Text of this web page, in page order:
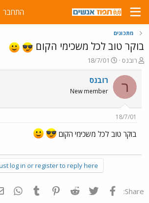
התחבר
מתכונים
בוקר טוב לכל משכימי הקום
פ
ו
ת
ח
ה
ש
א
רובנס
פ
ו
ר
ם
ר
18/7/01
ר רובנס
New member
18/7/01
בוקר טוב לכל משכימי הקום
log in or register to reply here.
Share: פייסבוק Twitter
Reddit
Pinterest
Tumblr